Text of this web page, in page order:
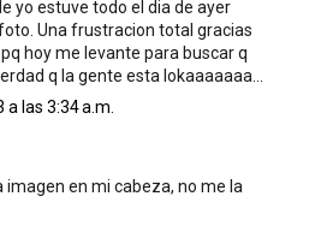
yo estuve todo el dia de ayer
Una frustracion total gracias
hoy me levante para buscar q
q la gente esta lokaaaaaaa...
las 3:34 a.m.
imagen en mi cabeza, no me la